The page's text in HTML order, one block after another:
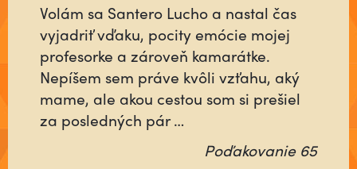
Volám sa Santero Lucho a nastal čas
vyjadriť vďaku, pocity emócie mojej
profesorke a zároveň kamarátke.
Nepíšem sem práve kvôli vzťahu, aký
mame, ale akou cestou som si prešiel
za posledných pár …
Poďakovanie 65